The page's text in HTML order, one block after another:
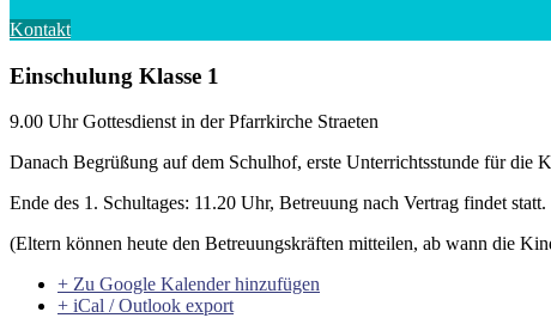
Kontakt
Einschulung Klasse 1
9.00 Uhr Gottesdienst in der Pfarrkirche Straeten
Danach Begrüßung auf dem Schulhof, erste Unterrichtsstunde für die
Ende des 1. Schultages: 11.20 Uhr, Betreuung nach Vertrag findet statt.
(Eltern können heute den Betreuungskräften mitteilen, ab wann die
+ Zu Google Kalender hinzufügen
+ iCal / Outlook export